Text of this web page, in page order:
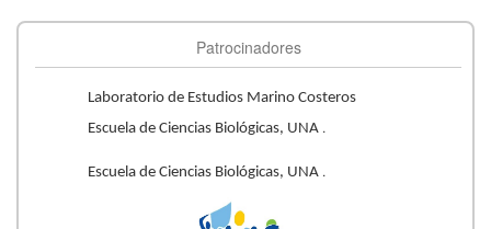
Patrocinadores
Laboratorio de Estudios Marino Costeros
Escuela de Ciencias Biológicas, UNA .
Escuela de Ciencias Biológicas, UNA .